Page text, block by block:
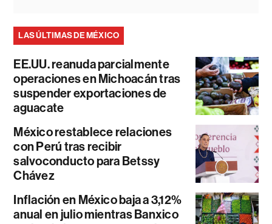
LAS ÚLTIMAS DE MÉXICO
EE.UU. reanuda parcialmente
operaciones en Michoacán tras
suspender exportaciones de
aguacate
México restablece relaciones
con Perú tras recibir
salvoconducto para Betssy
Chávez
Inflación en México baja a 3,12%
anual en julio mientras Banxico